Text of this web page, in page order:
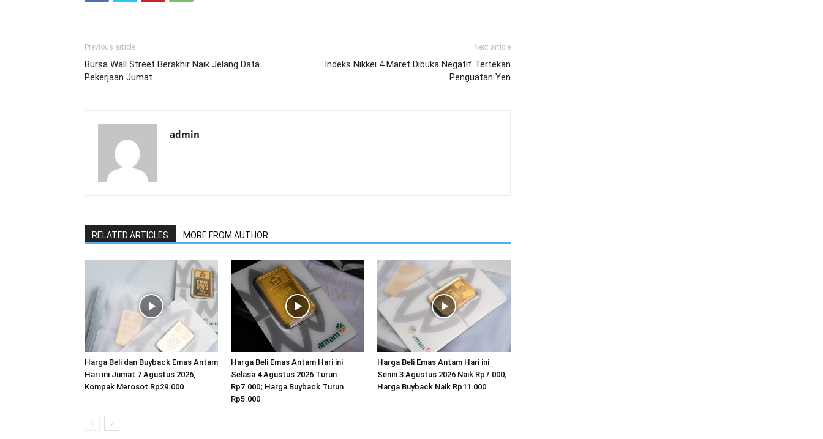
Previous article
Bursa Wall Street Berakhir Naik Jelang Data
Pekerjaan Jumat
Next article
Indeks Nikkei 4 Maret Dibuka Negatif Tertekan
Penguatan Yen
admin
RELATED ARTICLES MORE FROM AUTHOR
Harga Beli dan Buyback Emas Antam
Hari ini Jumat 7 Agustus 2026,
Kompak Merosot Rp29.000
Harga Beli Emas Antam Hari ini
Selasa 4 Agustus 2026 Turun
Rp7.000; Harga Buyback Turun
Rp5.000
Harga Beli Emas Antam Hari ini
Senin 3 Agustus 2026 Naik Rp7.000;
Harga Buyback Naik Rp11.000